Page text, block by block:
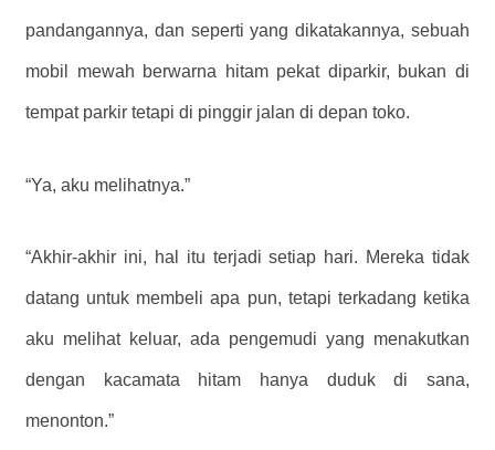
pandangannya, dan seperti yang dikatakannya, sebuah
mobil mewah berwarna hitam pekat diparkir, bukan di
tempat parkir tetapi di pinggir jalan di depan toko.
“Ya, aku melihatnya.”
“Akhir-akhir ini, hal itu terjadi setiap hari. Mereka tidak
datang untuk membeli apa pun, tetapi terkadang ketika
aku melihat keluar, ada pengemudi yang menakutkan
dengan kacamata hitam hanya duduk di sana,
menonton.”